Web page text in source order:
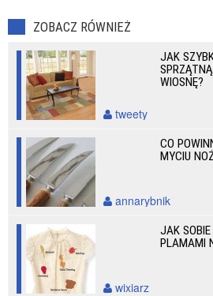
ZOBACZ RÓWNIEŻ
JAK
WIOSNĘ?
tweety
CO
MYCIU
annarybnik
JAK
PLAMAMI
wixiarz